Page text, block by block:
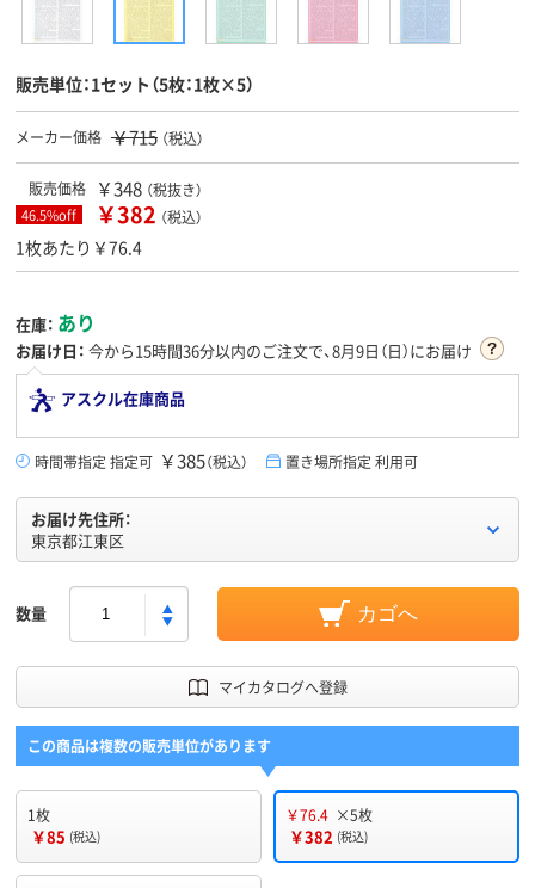
販売単位：1セット（5枚：1枚×5）
メーカー価格 ￥715 （税込）
販売価格 ￥348 （税抜き）
46.5%off ￥382 （税込）
1枚あたり￥76.4
在庫： あり
お届け日： 今から15時間36分以内のご注文で、8月9日（日）にお届け
アスクル在庫商品
時間帯指定 指定可 ￥385（税込） 置き場所指定 利用可
お届け先住所：
東京都江東区
数量 カゴへ
マイカタログへ登録
この商品は複数の販売単位があります
1枚
￥85 (税込)
￥76.4 ×5枚
￥382 (税込)